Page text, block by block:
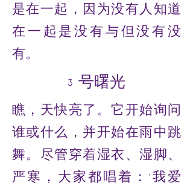
是在一起，因为没有人知道
在一起是没有与但没有没
有。
3 号曙光
瞧，天快亮了。它开始询问
谁或什么，并开始在雨中跳
舞。尽管穿着湿衣、湿脚、
严寒，大家都唱着：“我爱